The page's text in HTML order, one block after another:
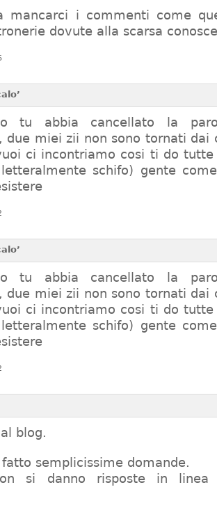
mancarci i commenti come
dovute alla scarsa
tu abbia cancellato la
due miei zii non sono tornati dai
ci incontriamo cosi ti do tutte
schifo) gente
tu abbia cancellato la
due miei zii non sono tornati dai
ci incontriamo cosi ti do tutte
schifo) gente
blog.
fatto semplicissime domande.
si danno risposte in